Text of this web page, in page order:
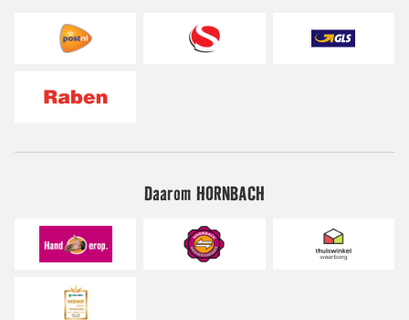
Daarom HORNBACH